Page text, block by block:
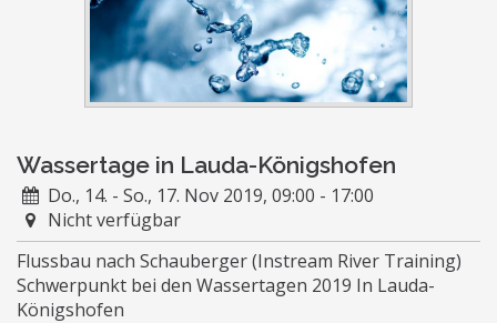
Wassertage in Lauda-Königshofen
Do., 14. - So., 17. Nov 2019, 09:00 - 17:00
Nicht verfügbar
Flussbau nach Schauberger (Instream River Training)
Schwerpunkt bei den Wassertagen 2019 In Lauda-
Königshofen